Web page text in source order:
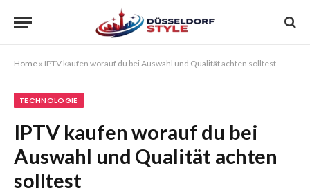
Home » IPTV kaufen worauf du bei Auswahl und Qualität achten solltest
TECHNOLOGIE
IPTV kaufen worauf du bei
Auswahl und Qualität achten
solltest